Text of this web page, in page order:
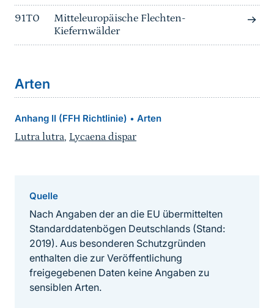
91T0
Mitteleuropäische Flechten-
Kiefernwälder
Arten
Anhang II (FFH Richtlinie) • Arten
Lutra lutra, Lycaena dispar
Quelle
Nach Angaben der an die EU übermittelten
Standarddatenbögen Deutschlands (Stand:
2019). Aus besonderen Schutzgründen
enthalten die zur Veröffentlichung
freigegebenen Daten keine Angaben zu
sensiblen Arten.